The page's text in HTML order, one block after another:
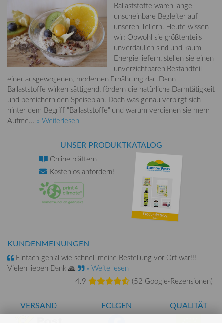
Ballaststoffe waren lange
unscheinbare Begleiter auf
unseren Tellern. Heute wissen
wir: Obwohl sie größtenteils
unverdaulich sind und kaum
Energie liefern, stellen sie einen
unverzichtbaren Bestandteil
einer ausgewogenen, modernen Ernährung dar. Denn
Ballaststoffe wirken sättigend, fördern die natürliche Darmtätigkeit
und bereichern den Speiseplan. Doch was genau verbirgt sich
hinter dem Begriff "Ballaststoffe" und warum verdienen sie mehr
Aufme... » Weiterlesen
UNSER PRODUKTKATALOG
Online blättern
Kostenlos anfordern!
KUNDENMEINUNGEN
Einfach genial wie schnell meine Bestellung vor Ort war!!!
Vielen lieben Dank 🙏
» Weiterlesen
4.9
(52 Google-Rezensionen)
VERSAND FOLGEN QUALITÄT